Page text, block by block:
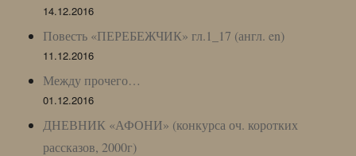
14.12.2016
Повесть «ПЕРЕБЕЖЧИК» гл.1_17 (англ. en)
11.12.2016
Между прочего…
01.12.2016
ДНЕВНИК «АФОНИ» (конкурса оч. коротких
рассказов, 2000г)